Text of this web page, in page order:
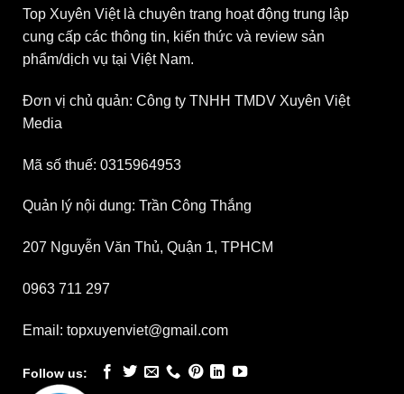
Top Xuyên Việt là chuyên trang hoạt động trung lập
cung cấp các thông tin, kiến thức và review sản
phẩm/dịch vụ tại Việt Nam.
Đơn vị chủ quản: Công ty TNHH TMDV Xuyên Việt
Media
Mã số thuế: 0315964953
Quản lý nội dung: Trần Công Thắng
207 Nguyễn Văn Thủ, Quận 1, TPHCM
0963 711 297
Email: topxuyenviet@gmail.com
Follow us: